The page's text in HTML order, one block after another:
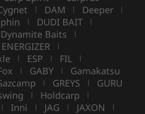
| DAM | Deeper |
| DUDI BAIT |
Dynamite Baits |
ENERGIZER |
| ESP | FIL |
| GABY | Gamakatsu
| GREYS | GURU
| Holdcarp |
| Inni | JAG | JAXON |